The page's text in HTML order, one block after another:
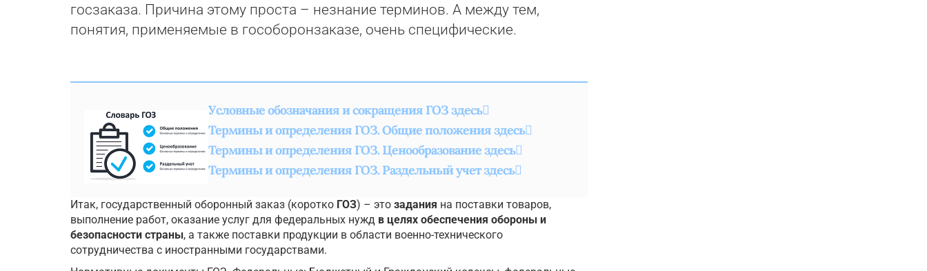
госзаказа. Причина этому проста – незнание терминов. А между тем,
понятия, применяемые в гособоронзаказе, очень специфические.
Условные обозначания и сокращения ГОЗ здесь
Термины и определения ГОЗ. Общие положения здесь
Термины и определения ГОЗ. Ценообразование здесь
Термины и определения ГОЗ. Раздельный учет здесь
Итак, государственный оборонный заказ (коротко ГОЗ) – это задания на поставки товаров,
выполнение работ, оказание услуг для федеральных нужд в целях обеспечения обороны и
безопасности страны, а также поставки продукции в области военно-технического
сотрудничества с иностранными государствами.